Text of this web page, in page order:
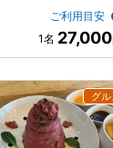
ご利用目安
27,000